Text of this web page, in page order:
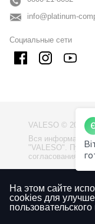
info@platinum-
Социальные сети
VALESO © 2009 -
Вся информация
"VALESO".
согласования
Правила
На этом сайте
cookies для